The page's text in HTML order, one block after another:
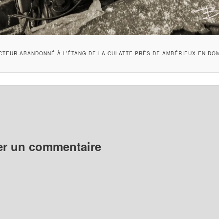
ABANDONNÉ À L’ÉTANG DE LA CULATTE PRÈS DE AMBÉRIEUX EN
un commentaire